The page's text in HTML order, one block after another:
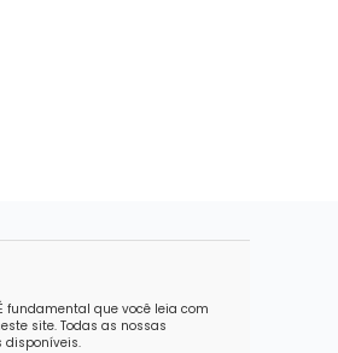
fundamental que você leia com
site. Todas as nossas
disponíveis.